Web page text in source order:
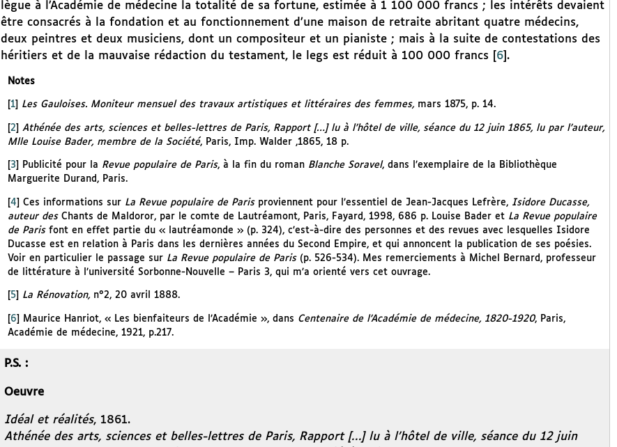
lègue à l’Académie de médecine la totalité de sa fortune, estimée à 1 100 000 francs ; les intérêts devaient
être consacrés à la fondation et au fonctionnement d’une maison de retraite abritant quatre médecins,
deux peintres et deux musiciens, dont un compositeur et un pianiste ; mais à la suite de contestations des
héritiers et de la mauvaise rédaction du testament, le legs est réduit à 100 000 francs
6] .
Notes
1] Les Gauloises. Moniteur mensuel des travaux artistiques et littéraires des femmes, mars 1875, p. 14.
[2] Athénée des arts, sciences et belles-lettres de Paris, Rapport […] lu à l’hôtel de ville, séance du 12 juin 1865, lu par l’auteur,
Mlle Louise Bader, membre de la Société, Paris, Imp. Walder ,1865, 18 p.
3 Publicité pour la Revue populaire de Paris, à la fin du roman Blanche Soravel, dans l’exemplaire de la Bibliothèque
Marguerite Durand, Paris.
[4] Ces informations sur La Revue populaire de Paris proviennent pour l’essentiel de Jean-Jacques Lefrère, Isidore Ducasse,
auteur des Chants de Maldoror, par le comte de Lautréamont, Paris, Fayard, 1998, 686 p. Louise Bader et La Revue populaire
de Paris font en effet partie du « lautréamonde » (p. 324), c’est-à-dire des personnes et des revues avec lesquelles Isidore
Ducasse est en relation à Paris dans les dernières années du Second Empire, et qui annoncent la publication de ses poésies.
Voir en particulier le passage sur La Revue populaire de Paris (p. 526-534). Mes remerciements à Michel Bernard, professeur
de littérature à l’université Sorbonne-Nouvelle – Paris 3, qui m’a orienté vers cet ouvrage.
5] La Rénovation, n°2, 20 avril 1888.
[6] Maurice Hanriot, « Les bienfaiteurs de l’Académie », dans Centenaire de l’Académie de médecine, 1820-1920, Paris,
Académie de médecine, 1921, p.217.
P.S. :
Oeuvre
Idéal et réalités, 1861.
Athénée des arts, sciences et belles-lettres de Paris, Rapport […] lu à l’hôtel de ville, séance du 12 juin